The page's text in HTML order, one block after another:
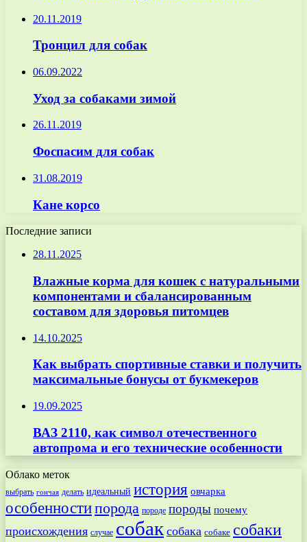
20.11.2019
Тронцил для собак
06.09.2022
Уход за собаками зимой
26.11.2019
Фоспасим для собак
31.08.2019
Кане корсо
Последние записи
28.11.2025
Влажные корма для кошек с натуральными
компонентами и сбалансированным
составом для здоровья питомцев
14.10.2025
Как выбрать спортивные ставки и получить
максимальные бонусы от букмекеров
19.09.2025
ВАЗ 2110, как символ отечественного
автопрома и его технические особенности
Облако меток
выбрать гончая делать идеальный история овчарка
особенностипорода породе породы почему
происхождения случае собак собака собаке собаки